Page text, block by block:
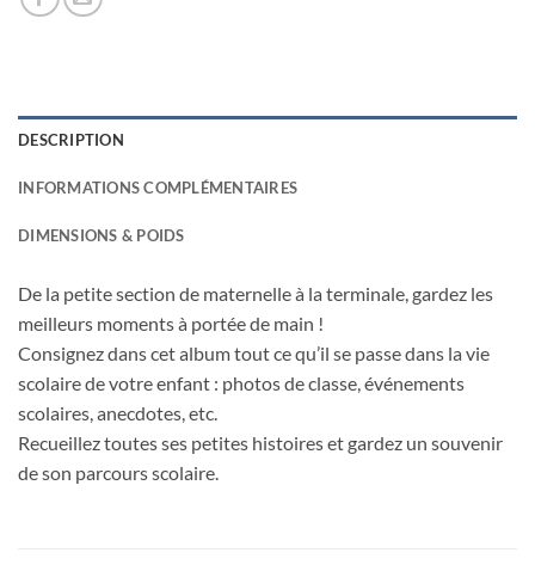
DESCRIPTION
INFORMATIONS COMPLÉMENTAIRES
DIMENSIONS & POIDS
De la petite section de maternelle à la terminale, gardez les
meilleurs moments à portée de main !
Consignez dans cet album tout ce qu’il se passe dans la vie
scolaire de votre enfant : photos de classe, événements
scolaires, anecdotes, etc.
Recueillez toutes ses petites histoires et gardez un souvenir
de son parcours scolaire.